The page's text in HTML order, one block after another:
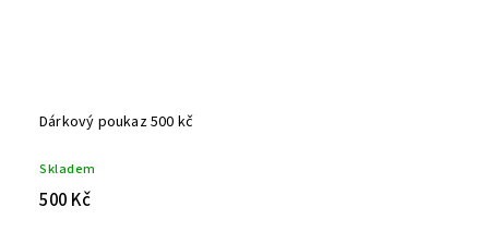
Dárkový poukaz 500 kč
Skladem
500 Kč